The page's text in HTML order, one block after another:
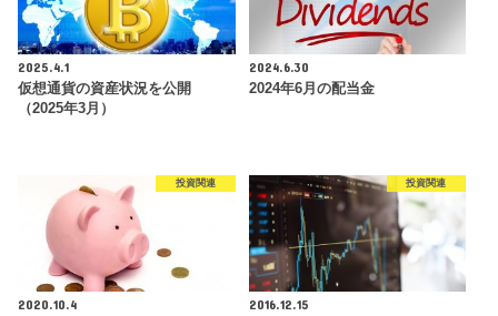
2025.4.1
仮想通貨の資産状況を公開
（2025年3月）
2024.6.30
2024年6月の配当金
投資関連
2020.10.4
投資関連
2016.12.15